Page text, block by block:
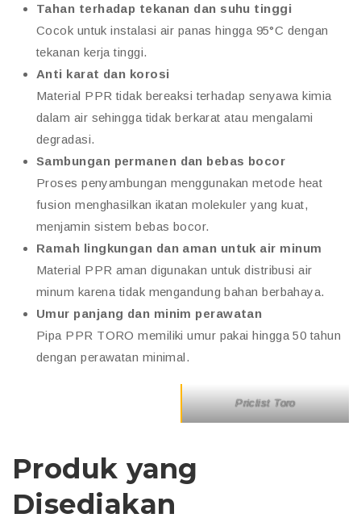
Tahan terhadap tekanan dan suhu tinggi
Cocok untuk instalasi air panas hingga 95°C dengan
tekanan kerja tinggi.
Anti karat dan korosi
Material PPR tidak bereaksi terhadap senyawa kimia
dalam air sehingga tidak berkarat atau mengalami
degradasi.
Sambungan permanen dan bebas bocor
Proses penyambungan menggunakan metode heat
fusion menghasilkan ikatan molekuler yang kuat,
menjamin sistem bebas bocor.
Ramah lingkungan dan aman untuk air minum
Material PPR aman digunakan untuk distribusi air
minum karena tidak mengandung bahan berbahaya.
Umur panjang dan minim perawatan
Pipa PPR TORO memiliki umur pakai hingga 50 tahun
dengan perawatan minimal.
Priclist Toro
Produk yang
Disediakan